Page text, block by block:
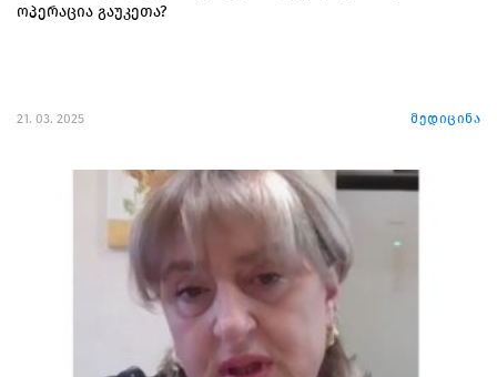
ოპერაცია გაუკეთა?
21. 03. 2025 მედიცინა